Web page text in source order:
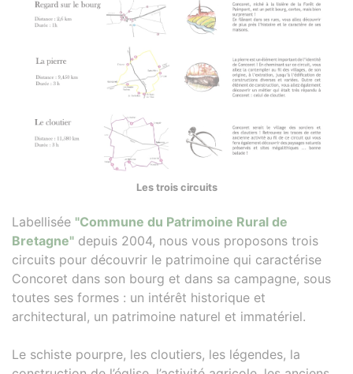
Les trois circuits
Labellisée "Commune du Patrimoine Rural de
Bretagne" depuis 2004, nous vous proposons trois
circuits pour découvrir le patrimoine qui caractérise
Concoret dans son bourg et dans sa campagne, sous
toutes ses formes : un intérêt historique et
architectural, un patrimoine naturel et immatériel.
Le schiste pourpre, les cloutiers, les légendes, la